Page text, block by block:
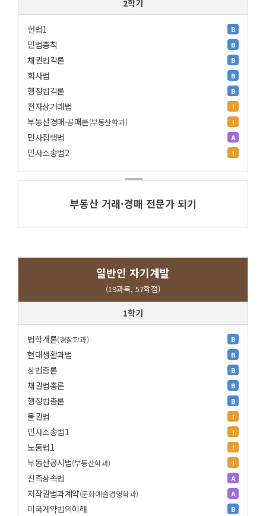
2학기
헌법1 B
민법총칙 B
채권법각론 B
회사법 B
행정법각론 B
전자상거래법 I
부동산경매·공매론(부동산학과) I
민사집행법 A
민사소송법2 I
부동산 거래·경매 전문가 되기
일반인 자기계발
(19과목, 57학점)
1학기
법학개론(경찰학과) B
현대생활과법 B
상법총론 B
채권법총론 B
행정법총론 B
물권법 I
민사소송법1 I
노동법1 I
부동산공시법(부동산학과) I
친족상속법 A
저작권법과계약(문화예술경영학과) A
미국계약법의이해 B